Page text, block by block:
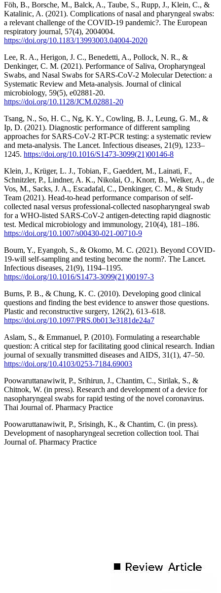
Föh, B., Borsche, M., Balck, A., Taube, S., Rupp, J., Klein, C., &
Katalinic, A. (2021). Complications of nasal and pharyngeal swabs:
a relevant challenge of the COVID-19 pandemic?. The European
respiratory journal, 57(4), 2004004.
https://doi.org/10.1183/13993003.04004-2020
Lee, R. A., Herigon, J. C., Benedetti, A., Pollock, N. R., &
Denkinger, C. M. (2021). Performance of Saliva, Oropharyngeal
Swabs, and Nasal Swabs for SARS-CoV-2 Molecular Detection: a
Systematic Review and Meta-analysis. Journal of clinical
microbiology, 59(5), e02881-20.
https://doi.org/10.1128/JCM.02881-20
Tsang, N., So, H. C., Ng, K. Y., Cowling, B. J., Leung, G. M., &
Ip, D. (2021). Diagnostic performance of different sampling
approaches for SARS-CoV-2 RT-PCR testing: a systematic review
and meta-analysis. The Lancet. Infectious diseases, 21(9), 1233–
1245. https://doi.org/10.1016/S1473-3099(21)00146-8
Klein, J., Krüger, L. J., Tobian, F., Gaeddert, M., Lainati, F.,
Schnitzler, P., Lindner, A. K., Nikolai, O., Knorr, B., Welker, A., de
Vos, M., Sacks, J. A., Escadafal, C., Denkinger, C. M., & Study
Team (2021). Head-to-head performance comparison of self-
collected nasal versus professional-collected nasopharyngeal swab
for a WHO-listed SARS-CoV-2 antigen-detecting rapid diagnostic
test. Medical microbiology and immunology, 210(4), 181–186.
https://doi.org/10.1007/s00430-021-00710-9
Boum, Y., Eyangoh, S., & Okomo, M. C. (2021). Beyond COVID-
19-will self-sampling and testing become the norm?. The Lancet.
Infectious diseases, 21(9), 1194–1195.
https://doi.org/10.1016/S1473-3099(21)00197-3
Burns, P. B., & Chung, K. C. (2010). Developing good clinical
questions and finding the best evidence to answer those questions.
Plastic and reconstructive surgery, 126(2), 613–618.
https://doi.org/10.1097/PRS.0b013e3181de24a7
Aslam, S., & Emmanuel, P. (2010). Formulating a researchable
question: A critical step for facilitating good clinical research. Indian
journal of sexually transmitted diseases and AIDS, 31(1), 47–50.
https://doi.org/10.4103/0253-7184.69003
Poowaruttanawiwit, P., Srihirun, J., Chantim, C., Sirilak, S., &
Chitnok, W. (in press). Research and development of a device for
nasopharyngeal swabs for rapid testing of the novel coronavirus.
Thai Journal of. Pharmacy Practice
Poowaruttanawiwit, P., Srisingh, K., & Chantim, C. (in press).
Development of nasopharyngeal secretion collection tool. Thai
Journal of. Pharmacy Practice